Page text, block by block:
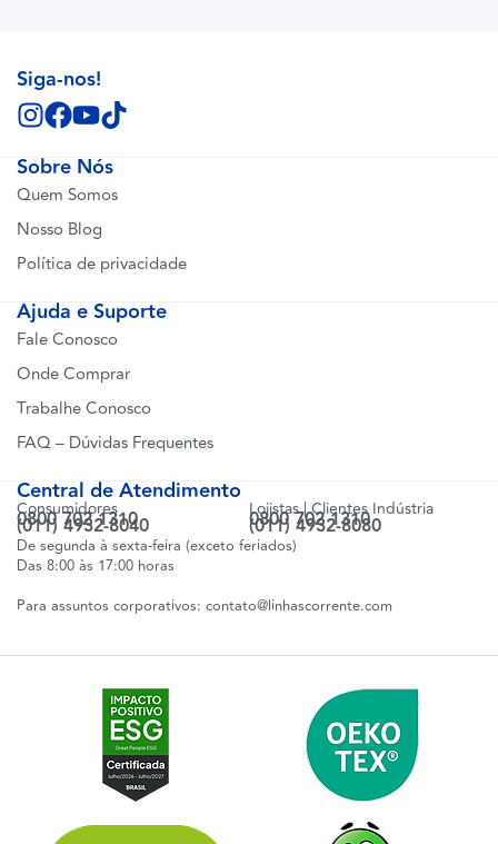
Sobre Nós
Quem Somos
Nosso Blog
Política de privacidade
Ajuda e Suporte
Fale Conosco
Onde Comprar
Trabalhe Conosco
FAQ – Dúvidas Frequentes
Central de Atendimento
Consumidores
0800 702 1310
(011) 4932-8040
Lojistas | Clientes Indústria
0800 702 1310
(011) 4932-8080
De segunda à sexta-feira (exceto feriados)
Das 8:00 às 17:00 horas
Para assuntos corporativos: contato@linhascorrente.com
Siga-nos!